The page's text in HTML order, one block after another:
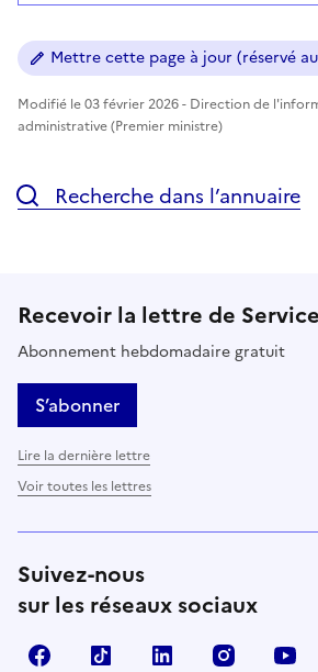
Mettre cette page à jour (réservé
Modifié le 03 février 2026 - Direction de
administrative (Premier ministre)
Recherche dans l’annuaire
Recevoir la lettre de
Abonnement hebdomadaire gratuit
S’abonner
Lire la dernière lettre
Voir toutes les lettres
Suivez-nous
sur les réseaux sociaux
FacebookTikTok LinkedIn Instagram